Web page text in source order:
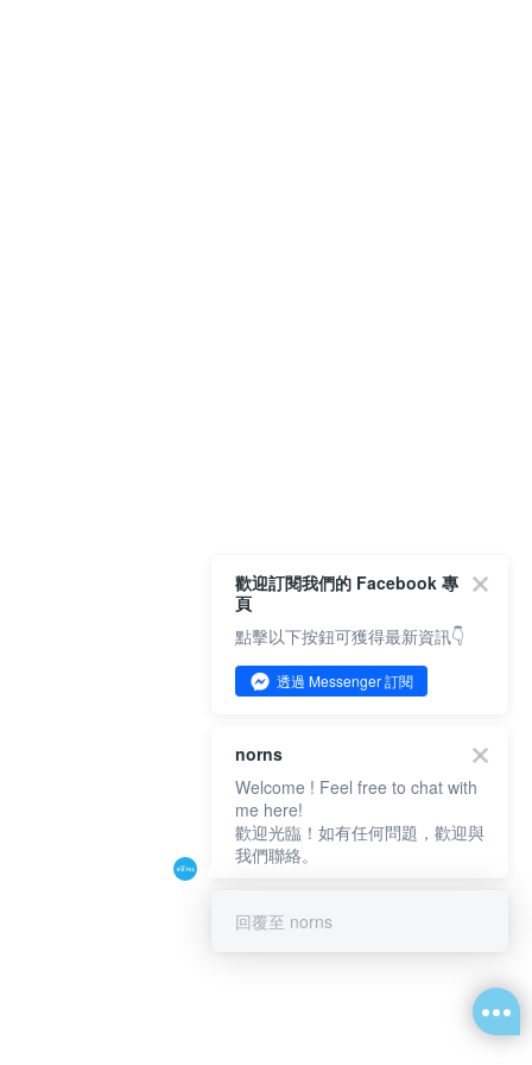
歡迎訂閱我們的 Facebook 專
頁
點擊以下按鈕可獲得最新資訊👇
透過 Messenger 訂閱
norns
Welcome ! Feel free to chat with
me here!
歡迎光臨！如有任何問題，歡迎與
我們聯絡。
回覆至 norns